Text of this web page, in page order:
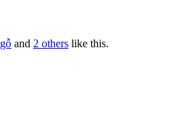
and 2 others like this.